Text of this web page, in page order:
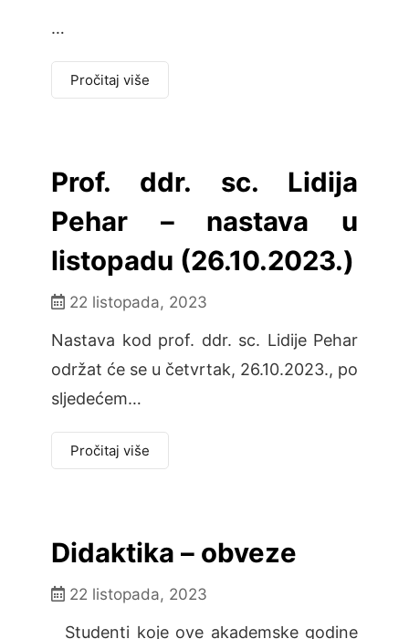
…
Pročitaj više
Prof. ddr. sc. Lidija
Pehar – nastava u
listopadu (26.10.2023.)
22 listopada, 2023
Nastava kod prof. ddr. sc. Lidije Pehar
održat će se u četvrtak, 26.10.2023., po
sljedećem…
Pročitaj više
Didaktika – obveze
22 listopada, 2023
Studenti koje ove akademske godine